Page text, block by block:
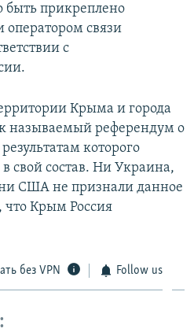
прикреплено
оператором связи
с
Крыма и города
называемый референдум о
которого
свой состав. Ни Украина,
США не признали данное
что Крым Россия
без VPN Follow us